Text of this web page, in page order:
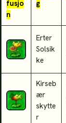
fusjo
n
g
Erter
Solsik
ke
Kirseb
ær
skytte
r